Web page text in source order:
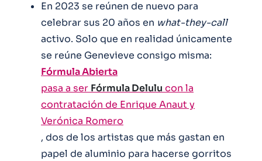
En 2023 se reúnen de nuevo para
celebrar sus 20 años en what-they-call
activo. Solo que en realidad únicamente
se reúne Genevieve consigo misma:
Fórmula Abierta
pasa a ser Fórmula Delulu con la
contratación de Enrique Anaut y
Verónica Romero
, dos de los artistas que más gastan en
papel de aluminio para hacerse gorritos